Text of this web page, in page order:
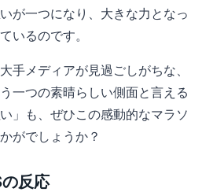
が一つになり、大きな力となっ
いるのです。
手メディアが見過ごしがちな、
一つの素晴らしい側面と言える
」も、ぜひこの感動的なマラソ
がでしょうか？
反応